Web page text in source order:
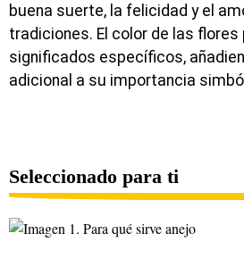
buena suerte, la felicidad y el
tradiciones. El color de las flores
significados específicos,
adicional a su importancia
Seleccionado para ti